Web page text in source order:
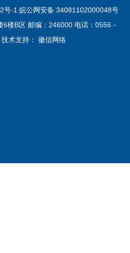
号-1 皖公网安备 34081102000048号
楼B区 邮编：246000 电话：0556－
术支持： 徽信网络